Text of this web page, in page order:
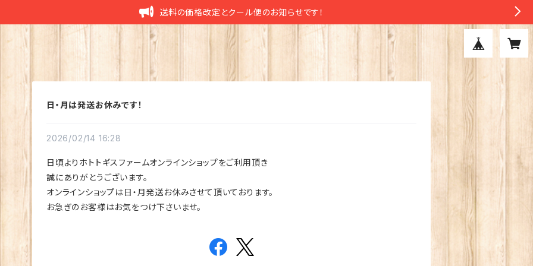
送料の価格改定とクール便のお知らせです！
日・月は発送お休みです！
2026/02/14 16:28
日頃よりホトトギスファームオンラインショップをご利用頂き
誠にありがとうございます。
オンラインショップは日・月発送お休みさせて頂いております。
お急ぎのお客様はお気をつけ下さいませ。